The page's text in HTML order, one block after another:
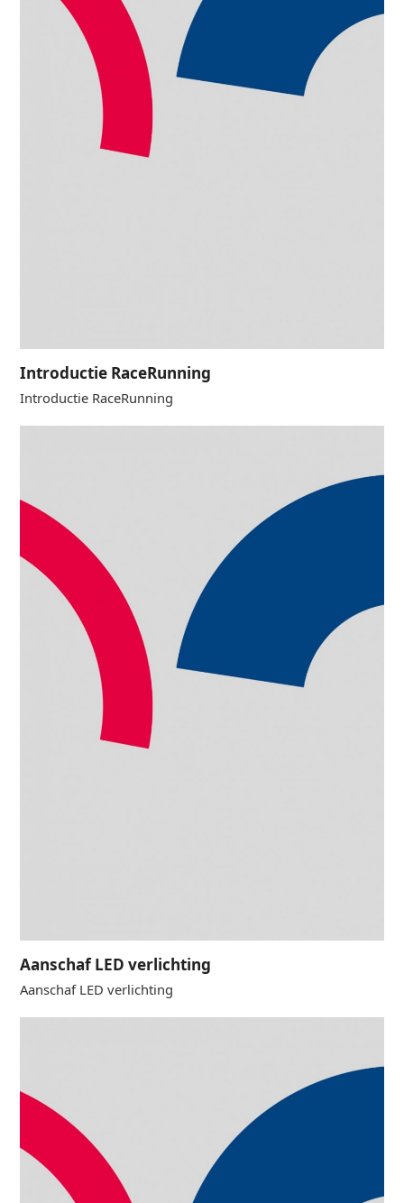
Introductie RaceRunning
Introductie RaceRunning
Aanschaf LED verlichting
Aanschaf LED verlichting